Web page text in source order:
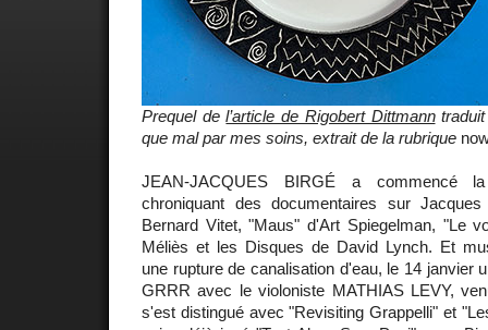
Prequel del’article de Rigobert Dittmanntraduit
que mal par mes soins, extrait de la rubrique
JEAN-JACQUES BIRGÉ a commencé
chroniquant des documentaires sur
Bernard Vitet, "Maus" d'Art Spiegelman, "Le
Méliès et les Disques de David Lynch. Et
une rupture de canalisation d'eau, le 14 janvier
GRRR avec le violoniste MATHIAS LEVY,
s'est distingué avec "Revisiting Grappelli" et